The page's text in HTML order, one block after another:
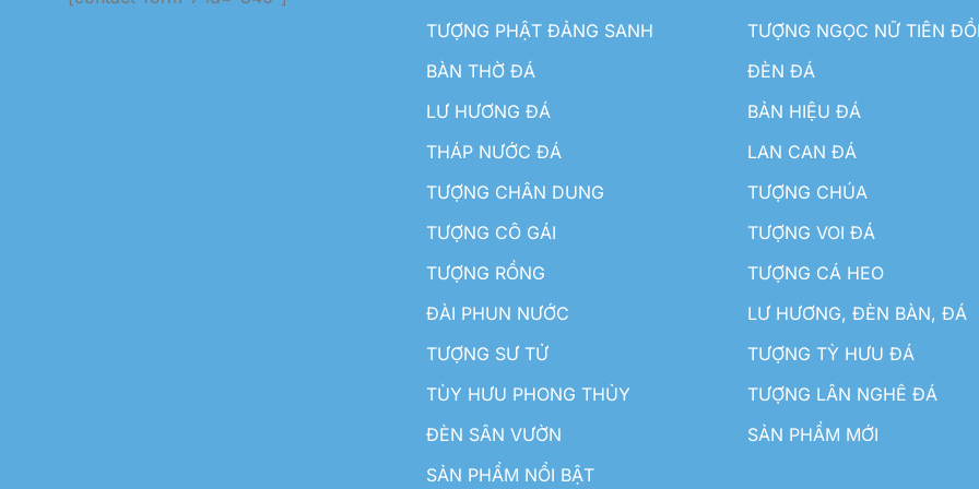
TƯỢNG PHẬT ĐẢNG SANH
TƯỢNG NGỌC NỮ TIÊN
BÀN THỜ ĐÁ
ĐÈN ĐÁ
LƯ HƯƠNG ĐÁ
BẢN HIỆU ĐÁ
THÁP NƯỚC ĐÁ
LAN CAN ĐÁ
TƯỢNG CHÂN DUNG
TƯỢNG CHÚA
TƯỢNG CÔ GÁI
TƯỢNG VOI ĐÁ
TƯỢNG RỒNG
TƯỢNG CÁ HEO
ĐÀI PHUN NƯỚC
LƯ HƯƠNG, ĐÈN BÀN, ĐÁ
TƯỢNG SƯ TỬ
TƯỢNG TỲ HƯU ĐÁ
TÙY HƯU PHONG THỦY
TƯỢNG LÂN NGHÊ ĐÁ
ĐÈN SÂN VƯỜN
SẢN PHẨM MỚI
SẢN PHẨM NỔI BẬT